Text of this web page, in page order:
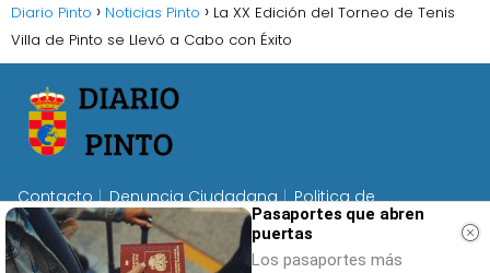
Diario Pinto Noticias Pinto
La XX Edición del Torneo de Tenis
Villa de Pinto se Llevó a Cabo con Éxito
Contacto Denuncia Ciudadana
Politica de
Privacidad
Politica de Cookies Términos de Uso
Pasaportes que abren
puertas
Los pasaportes más